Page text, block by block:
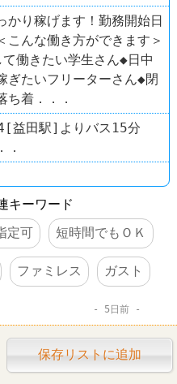
かり稼げます！勤務開始日
こんな働き方ができます＞
働きたい学生さん◆日中
ぎたいフリーターさん◆閉
ち着．．．
益田駅]よりバス15分
．
キーワード
定可 短時間でもＯＫ
ファミレス ガスト
5日前
保存リストに追加